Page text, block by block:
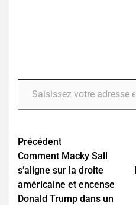
Précédent
Comment Macky Sall
s’aligne sur la droite
américaine et encense
Donald Trump dans un